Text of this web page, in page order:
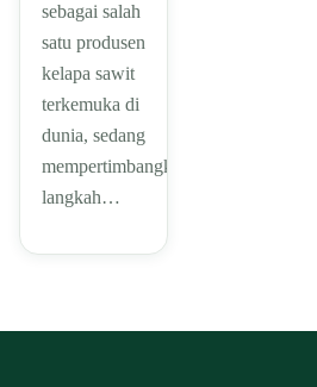
sebagai salah
satu produsen
kelapa sawit
terkemuka di
dunia, sedang
mempertimbangkan
langkah…